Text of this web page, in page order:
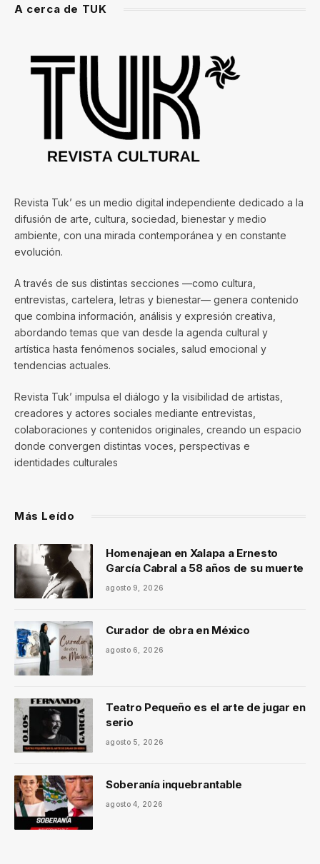
A cerca de TUK
Revista Tuk’ es un medio digital independiente dedicado a la
difusión de arte, cultura, sociedad, bienestar y medio
ambiente, con una mirada contemporánea y en constante
evolución.
A través de sus distintas secciones —como cultura,
entrevistas, cartelera, letras y bienestar— genera contenido
que combina información, análisis y expresión creativa,
abordando temas que van desde la agenda cultural y
artística hasta fenómenos sociales, salud emocional y
tendencias actuales.
Revista Tuk’ impulsa el diálogo y la visibilidad de artistas,
creadores y actores sociales mediante entrevistas,
colaboraciones y contenidos originales, creando un espacio
donde convergen distintas voces, perspectivas e
identidades culturales
Más Leído
Homenajean en Xalapa a Ernesto
García Cabral a 58 años de su muerte
agosto 9, 2026
Curador de obra en México
agosto 6, 2026
Teatro Pequeño es el arte de jugar en
serio
agosto 5, 2026
Soberanía inquebrantable
agosto 4, 2026